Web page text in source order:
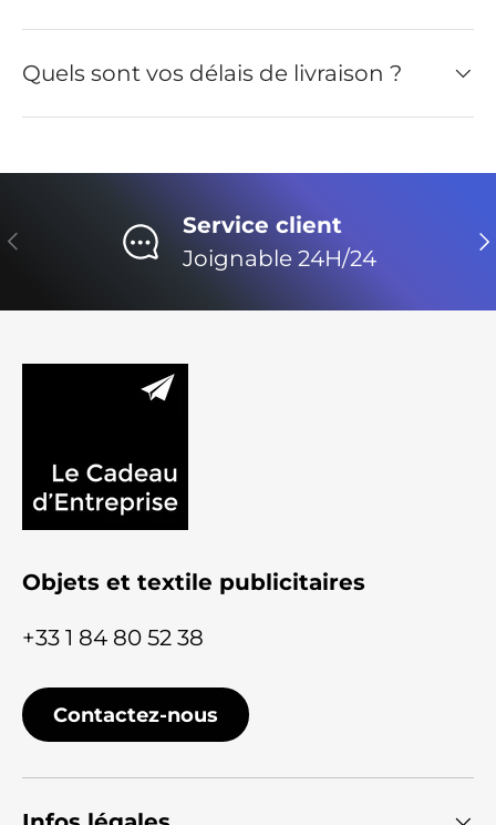
Quels sont vos délais de livraison ?
Précédent
Service client
Joignable 24H/24
Objets et textile publicitaires
+33 1 84 80 52 38
Contactez-nous